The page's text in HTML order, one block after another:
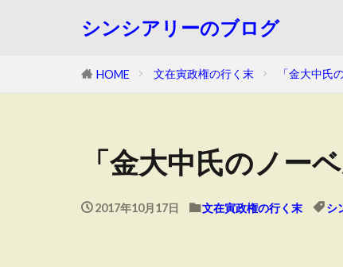
シンシアリーのブログ
HOME 文在寅政権の行く末 「金大中氏
「金大中氏のノー
2017年10月17日 文在寅政権の行く末 シ